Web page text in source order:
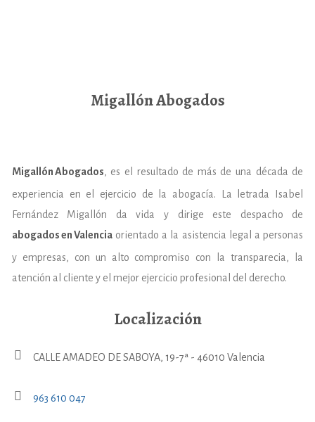
Migallón Abogados
Migallón Abogados, es el resultado de más de una década de
experiencia en el ejercicio de la abogacía. La letrada Isabel
Fernández Migallón da vida y dirige este despacho de
abogados en Valenciaorientado a la asistencia legal a personas
y empresas, con un alto compromiso con la transparecia, la
atención al cliente y el mejor ejercicio profesional del derecho.
Localización
CALLE AMADEO DE SABOYA, 19-7ª - 46010 Valencia
963 610 047